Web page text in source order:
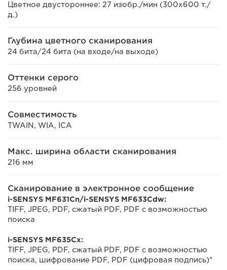
Цветное двустороннее: 27 изобр./мин (300x600 т./
д.)
Глубина цветного сканирования
24 бита/24 бита (на входе/на выходе)
Оттенки серого
256 уровней
Совместимость
TWAIN, WIA, ICA
Макс. ширина области сканирования
216 мм
Сканирование в электронное сообщение
i-SENSYS MF631Cn/i-SENSYS MF633Cdw:
TIFF, JPEG, PDF, сжатый PDF, PDF с возможностью
поиска
i-SENSYS MF635Cx:
TIFF, JPEG, PDF, сжатый PDF, PDF с возможностью
поиска, шифрование PDF, PDF (цифровая подпись)*